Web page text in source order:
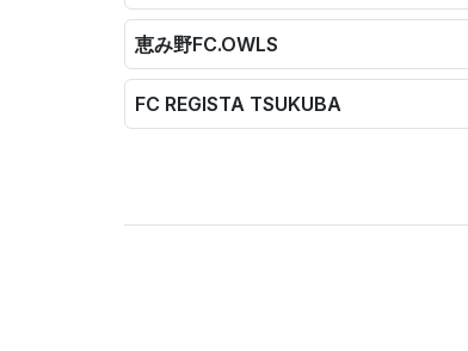
恵み野FC.OWLS
FC REGISTA TSUKUBA